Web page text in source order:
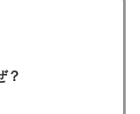
？